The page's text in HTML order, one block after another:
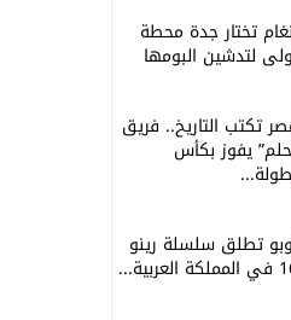
تختار جدة محطة
لتدشين البومها
تكتب التاريخ.. فريق
يفوز بكأس
تطلق سلسلة رينو